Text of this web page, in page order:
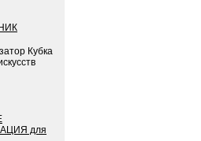
Кубка
для